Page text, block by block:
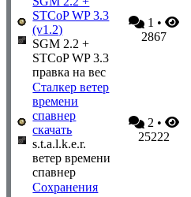
STCoP WP 3.3
(v1.2)
SGM 2.2 +
STCoP WP 3.3
правка на вес
1 •
2867
Сталкер ветер
времени
спавнер
скачать
s.t.a.l.k.e.r.
ветер времени
спавнер
2 •
25222
Сохранения